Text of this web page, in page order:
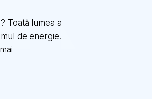
Toată lumea a
de energie.